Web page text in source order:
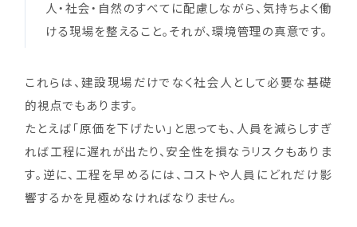
人・社会・自然のすべてに配慮しながら、気持ちよく働
ける現場を整えること。それが、環境管理の真意です。
これらは、建設現場だけでなく社会人として必要な基礎
的視点でもあります。
たとえば「原価を下げたい」と思っても、人員を減らしすぎ
れば工程に遅れが出たり、安全性を損なうリスクもありま
す。逆に、工程を早めるには、コストや人員にどれだけ影
響するかを見極めなければなりません。